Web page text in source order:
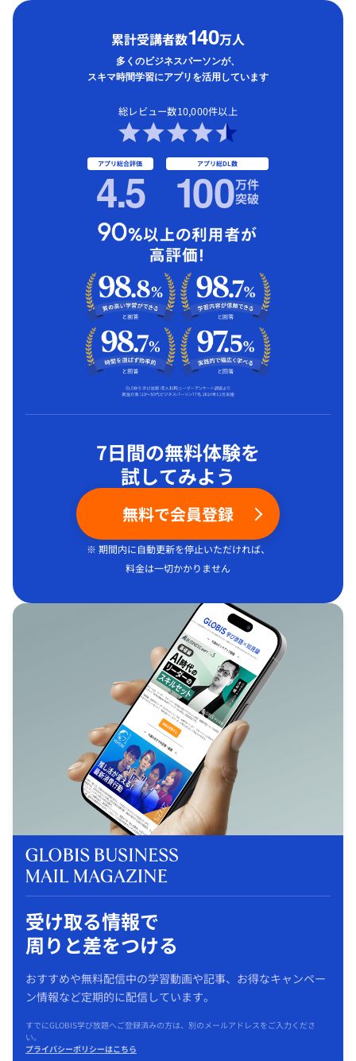
累計受講者数140万人
多くのビジネスパーソンが、
スキマ時間学習にアプリを活用しています
総レビュー数10,000件以上
アプリ総合評価
4.5 アプリ総DL数
100万件
突破
7日間の無料体験を
試してみよう
無料で会員登録
※ 期間内に自動更新を停止いただければ、
料金は一切かかりません
受け取る情報で
周りと差をつける
おすすめや無料配信中の学習動画や記事、お得なキャンペー
ン情報など定期的に配信しています。
すでにGLOBIS学び放題へご登録済みの方は、別のメールアドレスをご入力くださ
い。
プライバシーポリシーはこちら